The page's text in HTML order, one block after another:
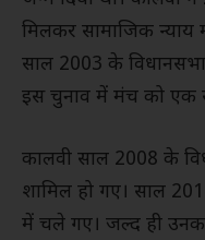
मिलकर सामाजिक न्याय
साल 2003 के
इस चुनाव में मंच को एक
कालवी साल 2008 के
शामिल हो गए। साल
में चले गए। जल्द ही